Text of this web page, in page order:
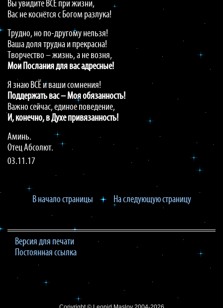
Вы увидите ВСЁ при жизни,
Вас не коснётся с Богом разлука!
Трудно, но по-другому нельзя!
Ваша доля трудна и прекрасна!
Творчество – жизнь, а не возня,
Мои Посланиядля васадресные!
Я знаю ВСЁ и ваши сомнения!
Поддержать вас–Мояобязанность!
Важно сейчас, единое поведение,
И, конечно, вДухе привязанность!
Аминь.
Отец Абсолют.
03.11.17
В начало страницы На следующую страницу
Версия для печати
Постоянная ссылка